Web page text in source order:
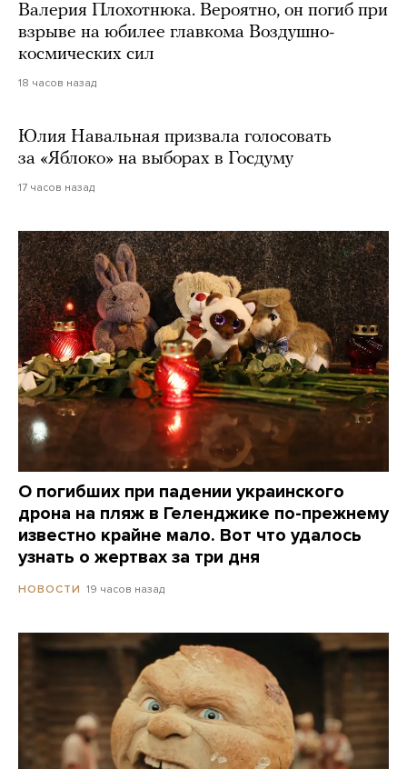
Валерия Плохотнюка. Вероятно, он погиб при
взрыве на юбилее главкома Воздушно-
космических сил
18 часов назад
Юлия Навальная призвала голосовать
за «Яблоко» на выборах в Госдуму
17 часов назад
О погибших при падении украинского
дрона на пляж в Геленджике по-прежнему
известно крайне мало. Вот что удалось
узнать о жертвах за три дня
НОВОСТИ 19 часов назад